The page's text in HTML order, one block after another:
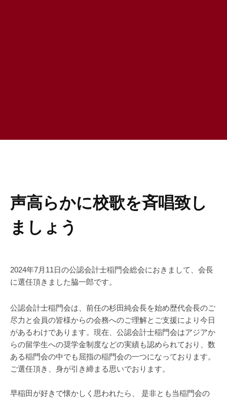
声高らかに校歌を斉唱致し
ましょう
2024年7月11日の公認会計士稲門会総会におきまして、会長
に選任頂きました脇一郎です。
公認会計士稲門会は、前任の杉田純会長を始め歴代会長のご
尽力と会員の皆様からの会務へのご理解とご支援により今日
があるわけであります。現在、公認会計士稲門会はアジアか
らの留学生への奨学金制度などの実績も認められており、数
ある稲門会の中でも屈指の稲門会の一つになっております。
ご選任頂き、身が引き締まる思いでおります。
早稲田が好きで懐かしく思われたら、 是非とも当稲門会の